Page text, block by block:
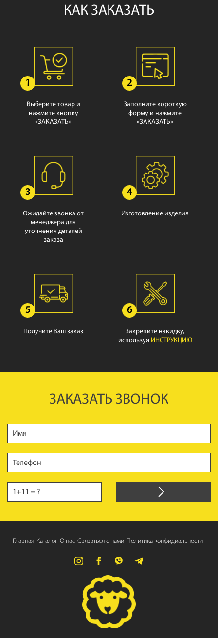
КАК ЗАКАЗАТЬ
Выберите товар и
нажмите кнопку
«ЗАКАЗАТЬ»
1
Заполните короткую
форму и нажмите
«ЗАКАЗАТЬ»
2
Ожидайте звонка от
менеджера для
уточнения деталей
заказа
3
Изготовление изделия
4
Получите Ваш заказ
5
Закрепите накидку,
используя ИНСТРУКЦИЮ
6
ЗАКАЗАТЬ ЗВОНОК
Главная Каталог О нас Связаться с нами Политика конфидиальности